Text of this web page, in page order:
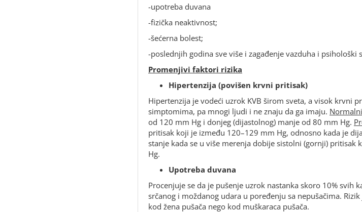
-upotreba duvana
-fizička neaktivnost;
-šećerna bolest;
-poslednjih godina sve više i zagađenje vazduha i psihološki
Promenjivi faktori rizika
Hipertenzija (povišen krvni pritisak)
Hipertenzija je vodeći uzrok KVB širom sveta, a visok krvni
simptomima, pa mnogi ljudi i ne znaju da ga imaju.
od 120 mm Hg i donjeg (dijastolnog) manje od 80 mm Hg.
pritisak koji je između 120–129 mm Hg, odnosno kada je
stanje kada se u više merenja dobije sistolni (gornji)
Hg.
Upotreba duvana
Procenjuje se da je pušenje uzrok nastanka skoro 10%
srčanog i moždanog udara u poređenju sa nepušačima.
kod žena pušača nego kod muškaraca pušača.